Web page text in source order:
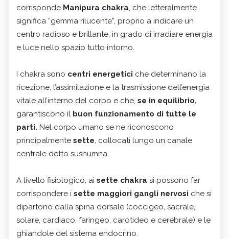
corrisponde Manipura chakra, che letteralmente
significa “gemma rilucente”, proprio a indicare un
centro radioso e brillante, in grado di irradiare energia
e luce nello spazio tutto intorno.
I chakra sono centri energetici che determinano la
ricezione, l’assimilazione e la trasmissione dell’energia
vitale all’interno del corpo e che, se in equilibrio,
garantiscono il buon funzionamento di tutte le
parti. Nel corpo umano se ne riconoscono
principalmente sette, collocati lungo un canale
centrale detto sushumna.
A livello fisiologico, ai sette chakra si possono far
corrispondere i sette maggiori gangli nervosi che si
dipartono dalla spina dorsale (coccigeo, sacrale,
solare, cardiaco, faringeo, carotideo e cerebrale) e le
ghiandole del sistema endocrino.